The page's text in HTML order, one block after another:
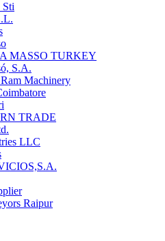
Sti
MASSO TURKEY
S.A.
Machinery
TRADE
LLC
Raipur